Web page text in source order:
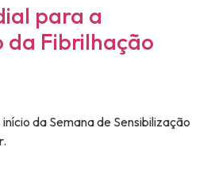
para a
da Fibrilhação
da Semana de Sensibilização